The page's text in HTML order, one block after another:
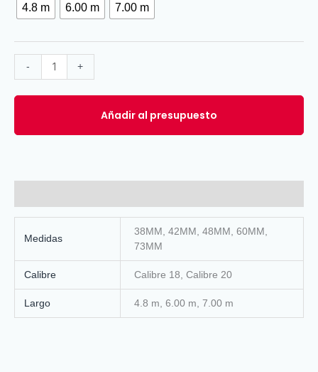
4.8 m 6.00 m 7.00 m
- +
Añadir al presupuesto
Medidas
38MM, 42MM, 48MM, 60MM,
73MM
Calibre Calibre 18, Calibre 20
Largo 4.8 m, 6.00 m, 7.00 m